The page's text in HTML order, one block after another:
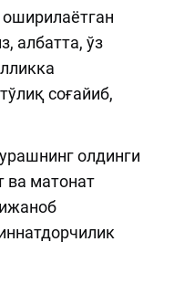
албатта, ўз
соғайиб,
олдинги
ва матонат